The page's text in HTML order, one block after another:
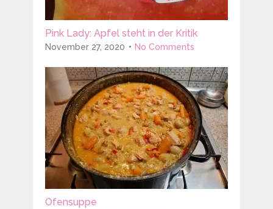
Pink Lady: Apfel steht in der Kritik
November 27, 2020 No Comments
Ofensuppe